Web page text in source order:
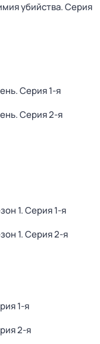
убийства. Серия
. Серия 1-я
. Серия 2-я
1. Серия 1-я
1. Серия 2-я
1-я
2-я